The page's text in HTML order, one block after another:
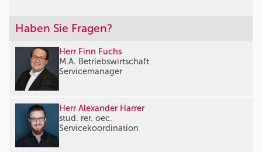
Haben Sie Fragen?
Herr Finn Fuchs
M.A. Betriebswirtschaft
Servicemanager
Herr Alexander Harrer
stud. rer. oec.
Servicekoordination